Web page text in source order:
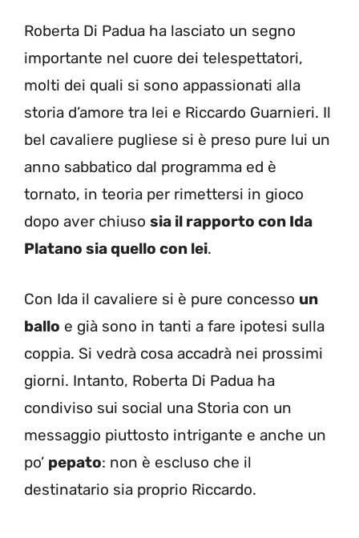
Roberta Di Padua ha lasciato un segno
importante nel cuore dei telespettatori,
molti dei quali si sono appassionati alla
storia d’amore tra lei e Riccardo Guarnieri. Il
bel cavaliere pugliese si è preso pure lui un
anno sabbatico dal programma ed è
tornato, in teoria per rimettersi in gioco
dopo aver chiuso sia il rapporto con Ida
Platano sia quello con lei.
Con Ida il cavaliere si è pure concesso un
ballo e già sono in tanti a fare ipotesi sulla
coppia. Si vedrà cosa accadrà nei prossimi
giorni. Intanto, Roberta Di Padua ha
condiviso sui social una Storia con un
messaggio piuttosto intrigante e anche un
po’ pepato: non è escluso che il
destinatario sia proprio Riccardo.